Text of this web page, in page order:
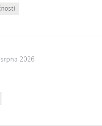
srpna 2026